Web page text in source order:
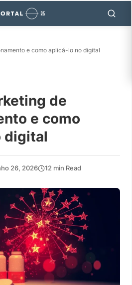
e como aplicá-lo no digital
de
e como
digital
26, 2026 12 min Read